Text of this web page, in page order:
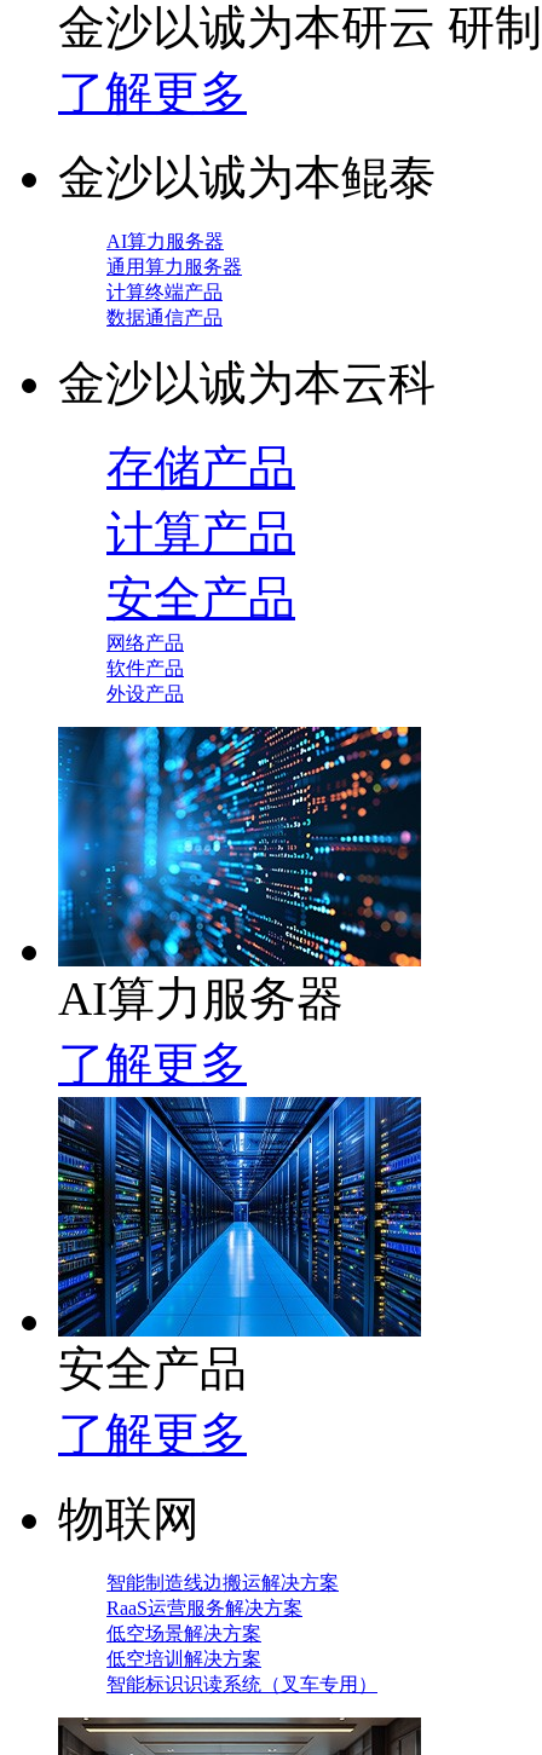
金沙以诚为本研云 研
了解更多
金沙以诚为本鲲泰
AI算力服务器
通用算力服务器
计算终端产品
数据通信产品
金沙以诚为本云科
存储产品
计算产品
安全产品
网络产品
软件产品
外设产品
AI算力服务器
了解更多
安全产品
了解更多
物联网
智能制造线边搬运解决方案
RaaS运营服务解决方案
低空场景解决方案
低空培训解决方案
智能标识识读系统（叉车专用）